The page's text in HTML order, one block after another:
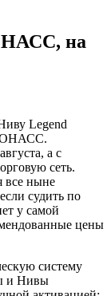
на
Legend
а с
сеть.
все ныне
судить по
у самой
цены
систему
и Нивы